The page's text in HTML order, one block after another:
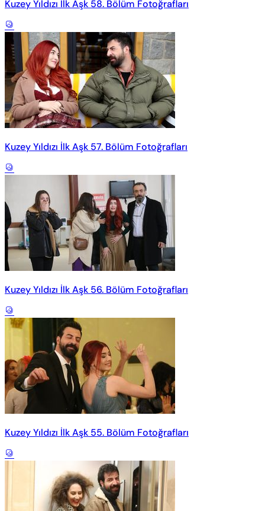
Kuzey Yıldızı İlk Aşk 58. Bölüm Fotoğrafları
Kuzey Yıldızı İlk Aşk 57. Bölüm Fotoğrafları
Kuzey Yıldızı İlk Aşk 56. Bölüm Fotoğrafları
Kuzey Yıldızı İlk Aşk 55. Bölüm Fotoğrafları